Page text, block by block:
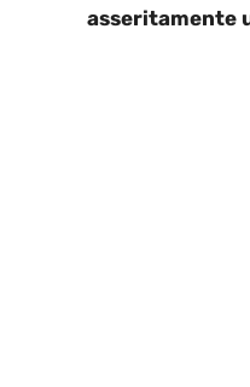
asseritamente